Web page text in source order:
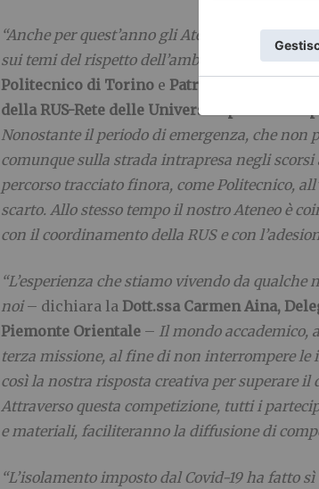
“Anche per quest’anno gli Atenei del
sui temi del rispetto dell’ambiente e della
Politecnico di Torino e Patrizia Lombardi,
della RUS-Rete delle Università per lo
Nonostante il periodo di emergenza, che non
comunque sulla strada intrapresa negli
percorso tracciato finora, come Politecnico,
scarto. Allo stesso tempo il nostro Ateneo è
con il coordinamento della RUS e con
“L’esperienza che stiamo vivendo da
noi– dichiara la Dott.ssa Carmen Aina,
Piemonte Orientale – Il mondo accademico,
terza missione, al fine di non interrompere
così la nostra risposta creativa per superare
Attraverso questa competizione, tutti i
e materiali, faciliteranno la diffusione di
“L’isolamento imposto dal Covid-19 ha fatto